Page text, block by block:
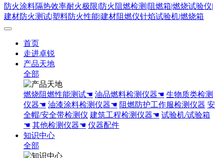
首页
走进卓锐
产品天地
全部
燃烧阻燃性能测试☚ 油品燃料检测仪器☚ 生物质类检测
仪器☚ 油漆涂料检测仪器☚ 阻燃防护工作服检测仪器 安
全帽/安全带检测仪 建筑工程检测仪器☚ 试验机/试验箱
☚ 其他检测仪器☚ 仪器配件
知识中心
全部